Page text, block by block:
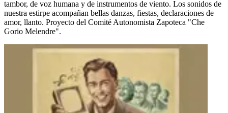
tambor, de voz humana y de instrumentos de viento. Los sonidos de
nuestra estirpe acompañan bellas danzas, fiestas, declaraciones de
amor, llanto. Proyecto del Comité Autonomista Zapoteca "Che
Gorio Melendre".